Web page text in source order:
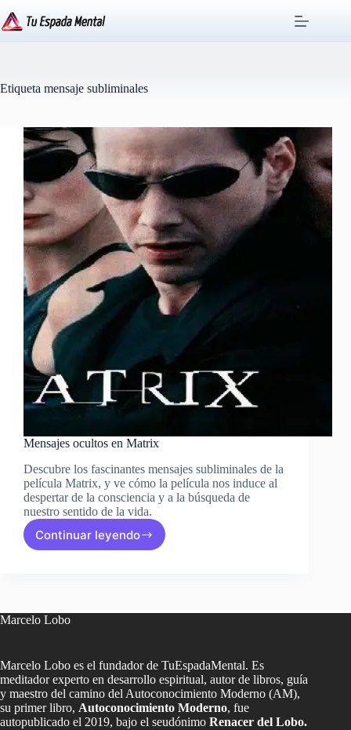
al
contenido
Etiqueta mensaje subliminales
Mensajes ocultos en Matrix
Descubre los fascinantes mensajes subliminales de la
película Matrix, y ve cómo la película nos induce al
despertar de la consciencia y a la búsqueda de
nuestro sentido de la vida.
Continuar leyendo
Mensajes
Marcelo Lobo
Marcelo Lobo es el fundador de TuEspadaMental. Es
meditador experto en desarrollo espiritual, autor de libros, guía
y maestro del camino del Autoconocimiento Moderno (AM),
su primer libro, Autoconocimiento Moderno, fue
autopublicado el 2019, bajo el seudónimo Renacer del Lobo.